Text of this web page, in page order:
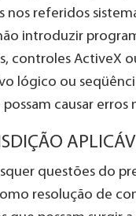
nos referidos
introduzir
controles ActiveX
lógico ou
causar erros
questões do
resolução de